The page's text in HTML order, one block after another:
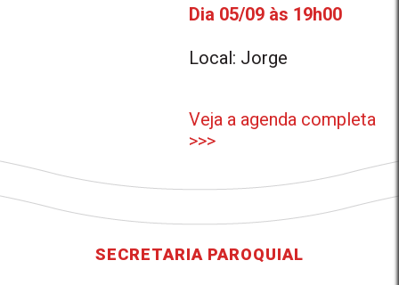
Dia 05/09 às 19h00
Local: Jorge
Veja a agenda completa
>>>
SECRETARIA PAROQUIAL